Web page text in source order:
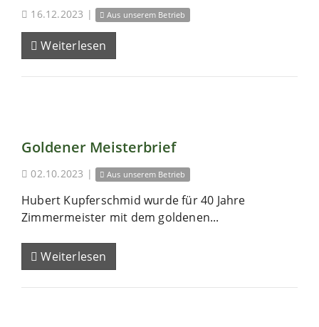
16.12.2023 | Aus unserem Betrieb
Weiterlesen
Goldener Meisterbrief
02.10.2023 | Aus unserem Betrieb
Hubert Kupferschmid wurde für 40 Jahre
Zimmermeister mit dem goldenen...
Weiterlesen